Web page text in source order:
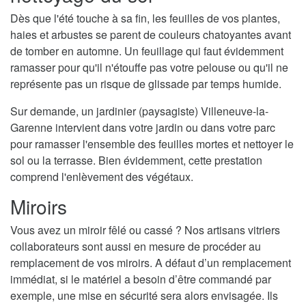
Dès que l'été touche à sa fin, les feuilles de vos plantes,
haies et arbustes se parent de couleurs chatoyantes avant
de tomber en automne. Un feuillage qui faut évidemment
ramasser pour qu'il n'étouffe pas votre pelouse ou qu'il ne
représente pas un risque de glissade par temps humide.
Sur demande, un jardinier (paysagiste) Villeneuve-la-
Garenne intervient dans votre jardin ou dans votre parc
pour ramasser l'ensemble des feuilles mortes et nettoyer le
sol ou la terrasse. Bien évidemment, cette prestation
comprend l'enlèvement des végétaux.
Miroirs
Vous avez un miroir fêlé ou cassé ? Nos artisans vitriers
collaborateurs sont aussi en mesure de procéder au
remplacement de vos miroirs. A défaut d’un remplacement
immédiat, si le matériel a besoin d’être commandé par
exemple, une mise en sécurité sera alors envisagée. Ils